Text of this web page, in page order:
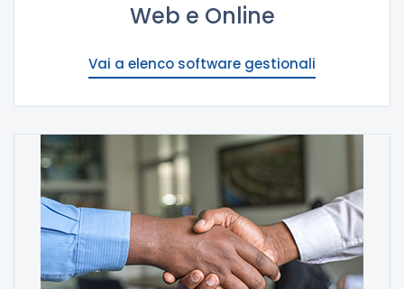
Web e Online
Vai a elenco software gestionali